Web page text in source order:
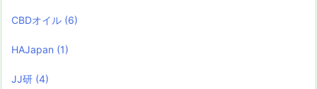
CBDオイル (6)
HAJapan (1)
JJ研 (4)